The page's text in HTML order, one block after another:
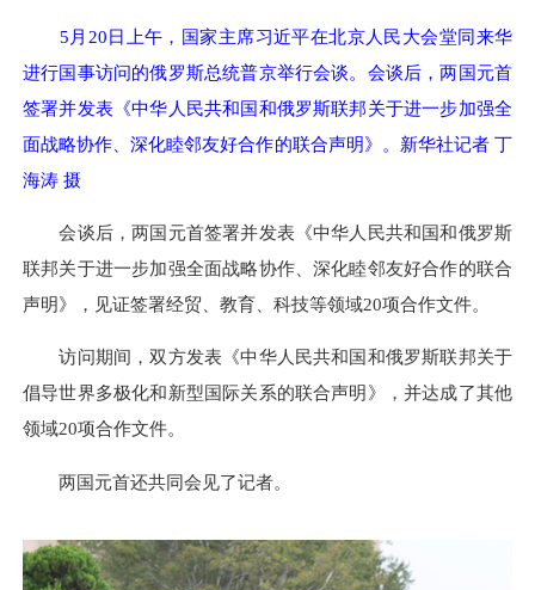
5月20日上午，国家主席习近平在北京人民大会堂同来华
进行国事访问的俄罗斯总统普京举行会谈。会谈后，两国元首
签署并发表《中华人民共和国和俄罗斯联邦关于进一步加强全
面战略协作、深化睦邻友好合作的联合声明》。新华社记者 丁
海涛 摄
会谈后，两国元首签署并发表《中华人民共和国和俄罗斯
联邦关于进一步加强全面战略协作、深化睦邻友好合作的联合
声明》，见证签署经贸、教育、科技等领域20项合作文件。
访问期间，双方发表《中华人民共和国和俄罗斯联邦关于
倡导世界多极化和新型国际关系的联合声明》，并达成了其他
领域20项合作文件。
两国元首还共同会见了记者。